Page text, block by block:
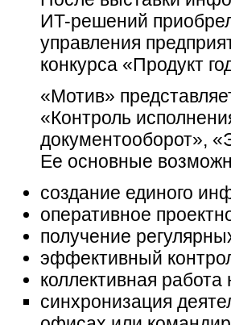
ИT-решений
управления
конкурса «Продукт
«Мотив»
«Контроль
документооборот»,
Ее основные
создание единого
оперативное
получение
эффективный
коллективная
синхронизация